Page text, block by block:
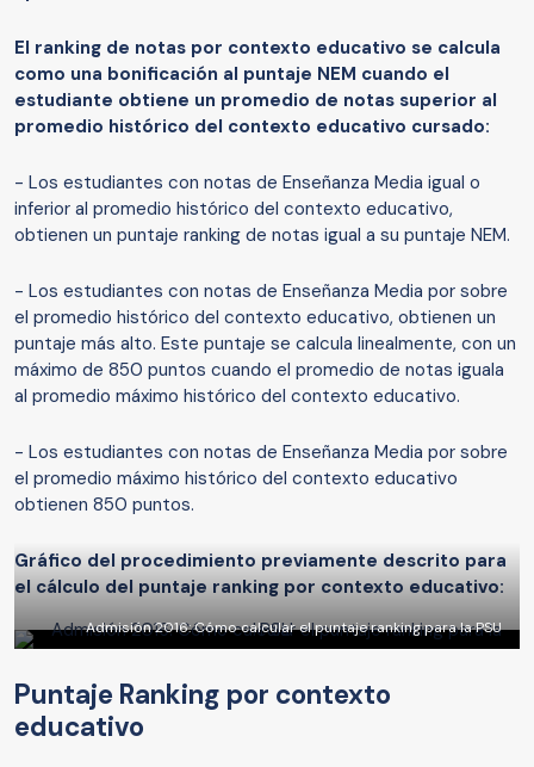
El ranking de notas por contexto educativo se calcula
como una bonificación al puntaje NEM cuando el
estudiante obtiene un promedio de notas superior al
promedio histórico del contexto educativo cursado:
- Los estudiantes con notas de Enseñanza Media igual o
inferior al promedio histórico del contexto educativo,
obtienen un puntaje ranking de notas igual a su puntaje NEM.
- Los estudiantes con notas de Enseñanza Media por sobre
el promedio histórico del contexto educativo, obtienen un
puntaje más alto. Este puntaje se calcula linealmente, con un
máximo de 850 puntos cuando el promedio de notas iguala
al promedio máximo histórico del contexto educativo.
- Los estudiantes con notas de Enseñanza Media por sobre
el promedio máximo histórico del contexto educativo
obtienen 850 puntos.
Gráfico del procedimiento previamente descrito para
el cálculo del puntaje ranking por contexto educativo:
Admisión 2016: Cómo calcular el puntaje ranking para la PSU
Puntaje Ranking por contexto
educativo